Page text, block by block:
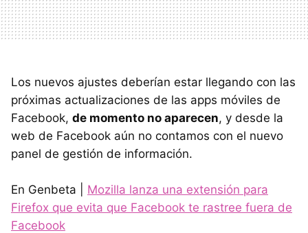
Los nuevos ajustes deberían estar llegando con las
próximas actualizaciones de las apps móviles de
Facebook, de momento no aparecen, y desde la
web de Facebook aún no contamos con el nuevo
panel de gestión de información.
En Genbeta | Mozilla lanza una extensión para
Firefox que evita que Facebook te rastree fuera de
Facebook